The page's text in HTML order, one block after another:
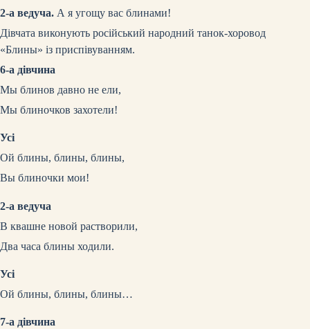
2-а ведуча. А я угощу вас блинами!
Дівчата виконують російський народний танок-хоровод
«Блины» із приспівуванням.
6-а дівчина
Мы блинов давно не ели,
Мы блиночков захотели!
Усі
Ой блины, блины, блины,
Вы блиночки мои!
2-а ведуча
В квашне новой растворили,
Два часа блины ходили.
Усі
Ой блины, блины, блины…
7-а дівчина